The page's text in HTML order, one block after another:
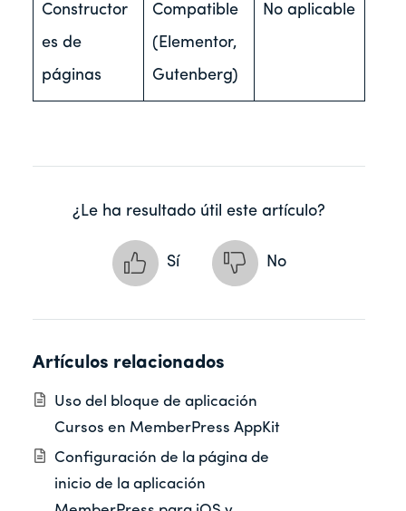
Constructor
es de
páginas
Compatible
(Elementor,
Gutenberg)
No aplicable
¿Le ha resultado útil este artículo?
Sí No
Artículos relacionados
Uso del bloque de aplicación
Cursos en MemberPress AppKit
Configuración de la página de
inicio de la aplicación